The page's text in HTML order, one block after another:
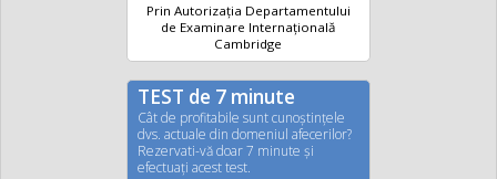
Prin Autorizația Departamentului
de Examinare Internațională
Cambridge
TEST de 7 minute
Cât de profitabile sunt cunoştinţele
dvs. actuale din domeniul afecerilor?
Rezervati-vă doar 7 minute şi
efectuaţi acest test.